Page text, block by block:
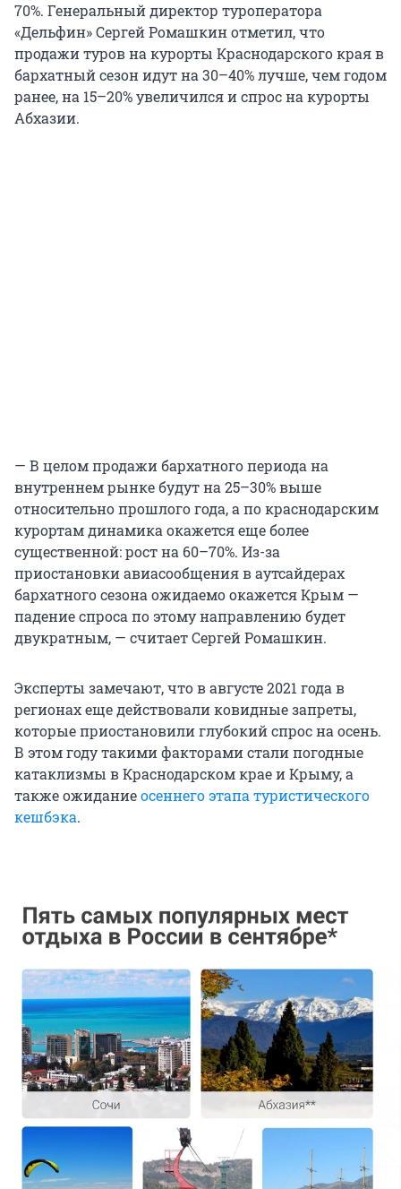
70%. Генеральный директор туроператора
«Дельфин» Сергей Ромашкин отметил, что
продажи туров на курорты Краснодарского края в
бархатный сезон идут на 30–40% лучше, чем годом
ранее, на 15–20% увеличился и спрос на курорты
Абхазии.
— В целом продажи бархатного периода на
внутреннем рынке будут на 25–30% выше
относительно прошлого года, а по краснодарским
курортам динамика окажется еще более
существенной: рост на 60–70%. Из-за
приостановки авиасообщения в аутсайдерах
бархатного сезона ожидаемо окажется Крым —
падение спроса по этому направлению будет
двукратным, — считает Сергей Ромашкин.
Эксперты замечают, что в августе 2021 года в
регионах еще действовали ковидные запреты,
которые приостановили глубокий спрос на осень.
В этом году такими факторами стали погодные
катаклизмы в Краснодарском крае и Крыму, а
также ожиданиеосеннего этапа туристического
кешбэка.